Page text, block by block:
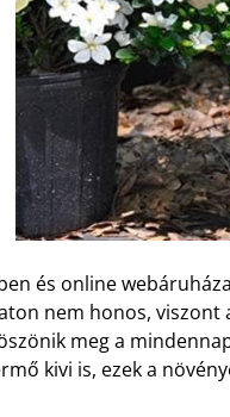
és online
nem honos, viszont
meg a
kivi is, ezek a